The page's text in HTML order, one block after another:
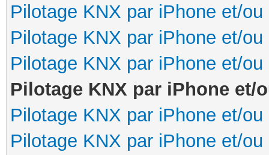
Pilotage KNX par iPhone et/ou
Pilotage KNX par iPhone et/ou
Pilotage KNX par iPhone et/ou
Pilotage KNX par iPhone et/
Pilotage KNX par iPhone et/ou
Pilotage KNX par iPhone et/ou